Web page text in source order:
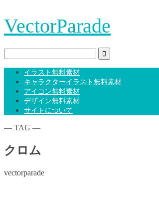
VectorParade
イラスト無料素材
キャラクターイラスト無料素材
アイコン無料素材
デザイン無料素材
サイトについて
― TAG ―
クロム
vectorparade